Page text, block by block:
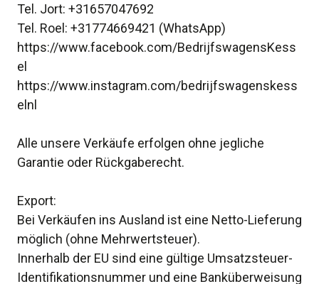
Tel. Jort: +31657047692
Tel. Roel: +31774669421 (WhatsApp)
https://www.facebook.com/BedrijfswagensKess
el
https://www.instagram.com/bedrijfswagenskess
elnl
Alle unsere Verkäufe erfolgen ohne jegliche
Garantie oder Rückgaberecht.
Export:
Bei Verkäufen ins Ausland ist eine Netto-Lieferung
möglich (ohne Mehrwertsteuer).
Innerhalb der EU sind eine gültige Umsatzsteuer-
Identifikationsnummer und eine Banküberweisung